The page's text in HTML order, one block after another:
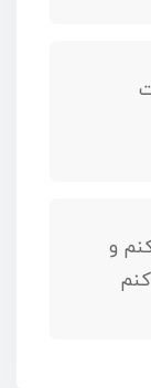
و